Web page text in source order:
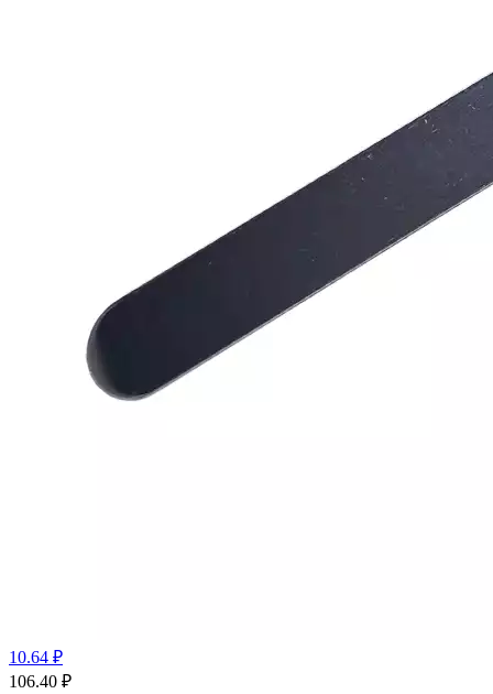
10.64 ₽
106.40 ₽